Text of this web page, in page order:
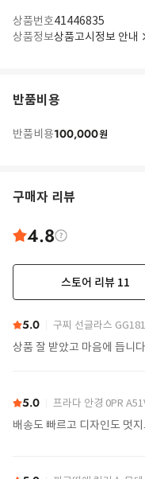
상품번호41446835
상품정보상품고시정보 안내
반품비용
반품비용100,000원
구매자 리뷰
4.8
스토어 리뷰 11
5.0 구찌 선글라스
상품 잘 받았고 마음에 듭니
5.0 프라다 안경 0PR
배송도 빠르고 디자인도 멋